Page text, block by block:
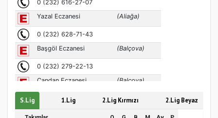
Türkiye’de insanlar dinle bağlarını
koparıyor mu?
S.Lig 1.Lig 2.Lig Kırmızı 2.Lig Beyaz